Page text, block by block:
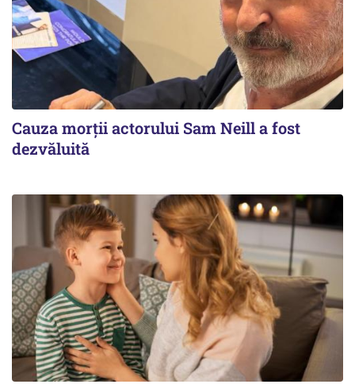
Cauza morții actorului Sam Neill a fost
dezvăluită